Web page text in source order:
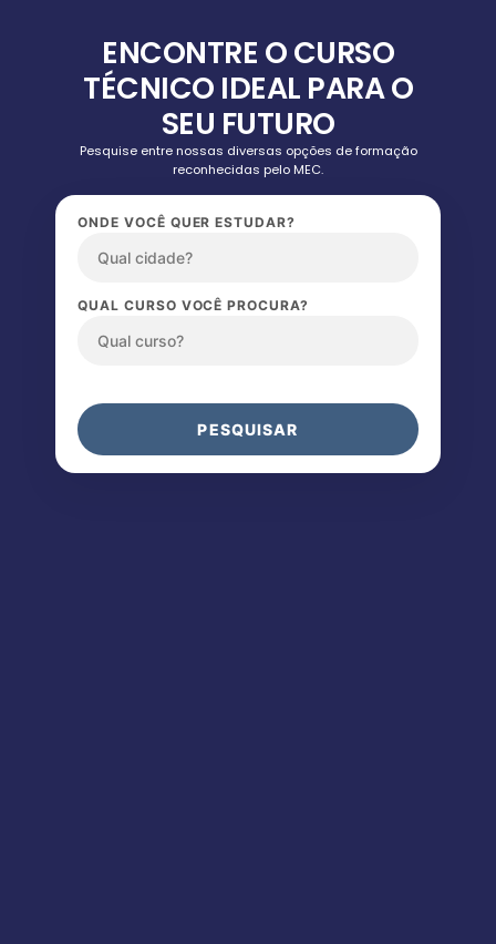
ENCONTRE O CURSO
TÉCNICO IDEAL PARA O
SEU FUTURO
Pesquise entre nossas diversas opções de formação
reconhecidas pelo MEC.
ONDE VOCÊ QUER ESTUDAR?
QUAL CURSO VOCÊ PROCURA?
PESQUISAR